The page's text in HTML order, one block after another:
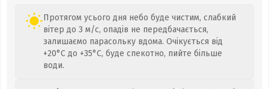
Протягом усього дня небо буде чистим, слабкий
вітер до 3 м/с, опадів не передбачається,
залишаємо парасольку вдома. Очікується від
+20°C до +35°C, буде спекотно, пийте більше
води.